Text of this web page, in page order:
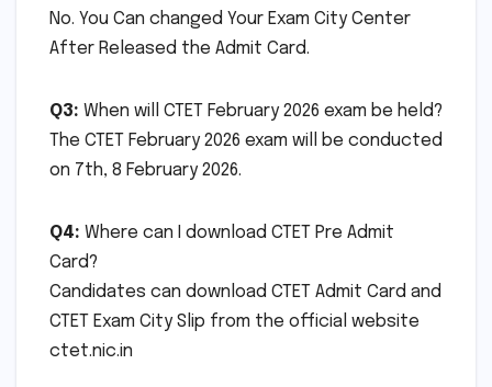
No. You Can changed Your Exam City Center
After Released the Admit Card.
Q3: When will CTET February 2026 exam be held?
The CTET February 2026 exam will be conducted
on 7th, 8 February 2026.
Q4: Where can I download CTET Pre Admit
Card?
Candidates can download CTET Admit Card and
CTET Exam City Slip from the official website
ctet.nic.in